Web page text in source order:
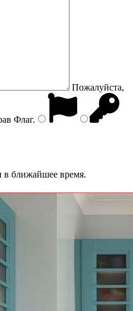
Пожалуйста,
Флаг.
в ближайшее время.